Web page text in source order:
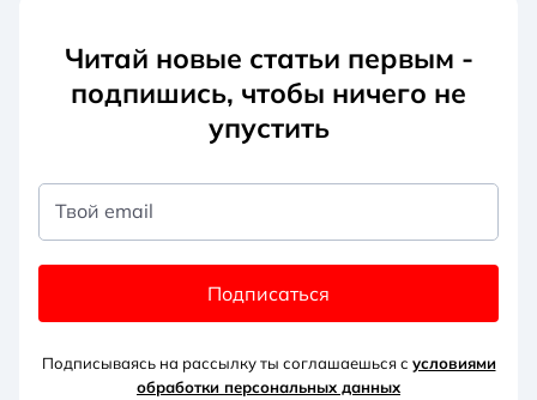
Читай новые статьи первым -
подпишись, чтобы ничего не
упустить
Твой email
Подписаться
Подписываясь на рассылку ты соглашаешься с условиями
обработки персональных данных